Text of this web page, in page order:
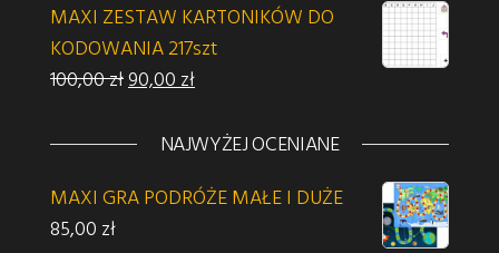
MAXI ZESTAW KARTONIKÓW DO
KODOWANIA 217szt
100,00złPierwotna cena wynosiła: 100,00 zł.
90,00 złAktualna cena wynosi: 90,00 zł.
NAJWYŻEJ OCENIANE
MAXI GRA PODRÓŻE MAŁE I DUŻE
85,00 zł